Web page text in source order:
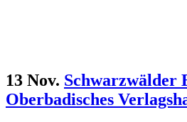
13 Nov. Schwarzwälder
Oberbadisches